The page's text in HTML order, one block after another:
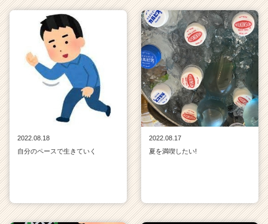
2022.08.18
自分のペースで生きていく
2022.08.17
夏を満喫したい!